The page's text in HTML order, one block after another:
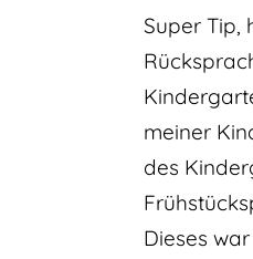
Super Tip,
meiner
des
Dieses